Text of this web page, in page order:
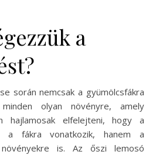
a
során nemcsak a gyümölcsfákra
olyan növényre, amely
hajlamosak elfelejteni, hogy a
a fákra vonatkozik, hanem a
is. Az őszi lemosó